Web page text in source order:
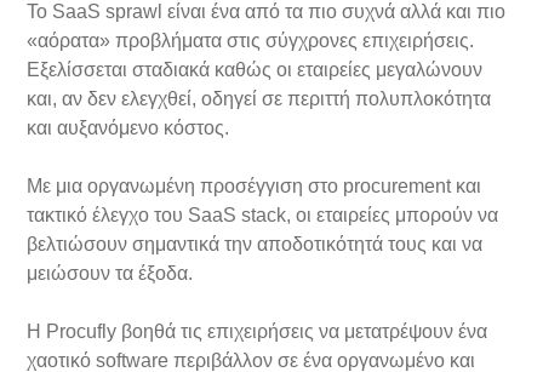
Το SaaS sprawl είναι ένα από τα πιο συχνά αλλά και πιο
«αόρατα» προβλήματα στις σύγχρονες επιχειρήσεις.
Εξελίσσεται σταδιακά καθώς οι εταιρείες μεγαλώνουν
και, αν δεν ελεγχθεί, οδηγεί σε περιττή πολυπλοκότητα
και αυξανόμενο κόστος.
Με μια οργανωμένη προσέγγιση στο procurement και
τακτικό έλεγχο του SaaS stack, οι εταιρείες μπορούν να
βελτιώσουν σημαντικά την αποδοτικότητά τους και να
μειώσουν τα έξοδα.
Η Procufly βοηθά τις επιχειρήσεις να μετατρέψουν ένα
χαοτικό software περιβάλλον σε ένα οργανωμένο και